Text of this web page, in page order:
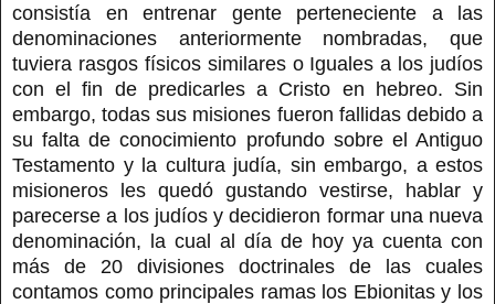
consistía en entrenar gente perteneciente a las
denominaciones anteriormente nombradas, que
tuviera rasgos físicos similares o Iguales a los judíos
con el fin de predicarles a Cristo en hebreo. Sin
embargo, todas sus misiones fueron fallidas debido a
su falta de conocimiento profundo sobre el Antiguo
Testamento y la cultura judía, sin embargo, a estos
misioneros les quedó gustando vestirse, hablar y
parecerse a los judíos y decidieron formar una nueva
denominación, la cual al día de hoy ya cuenta con
más de 20 divisiones doctrinales de las cuales
contamos como principales ramas los Ebionitas y los